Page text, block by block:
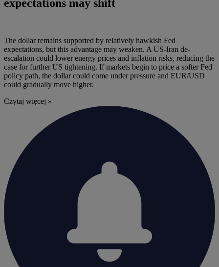
expectations may shift
The dollar remains supported by relatively hawkish Fed
expectations, but this advantage may weaken. A US-Iran de-
escalation could lower energy prices and inflation risks, reducing the
case for further US tightening. If markets begin to price a softer Fed
policy path, the dollar could come under pressure and EUR/USD
could gradually move higher.
Czytaj więcej »